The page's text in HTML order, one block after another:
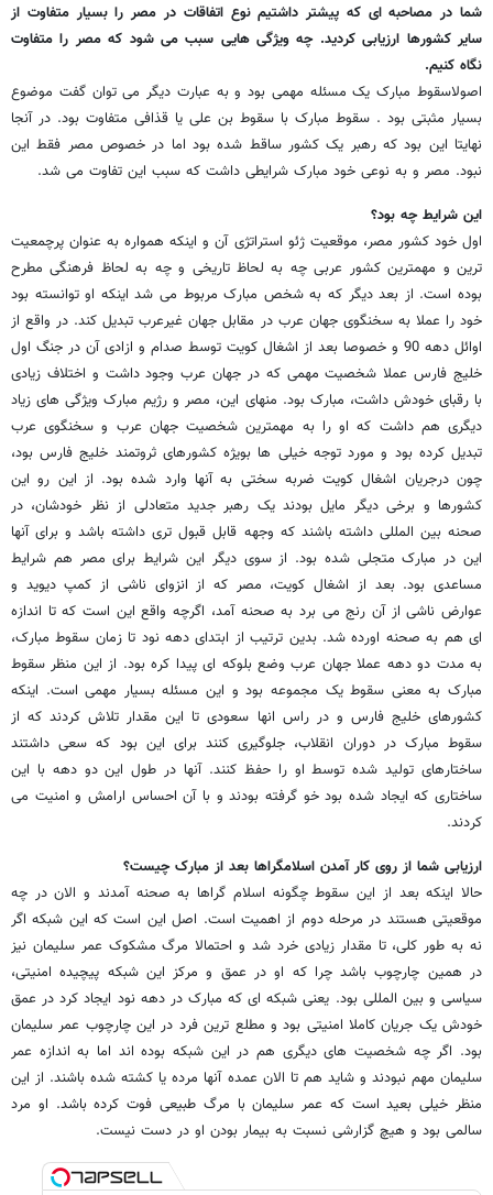
شما در مصاحبه ای که پیشتر داشتیم نوع اتفاقات در مصر را بسیار متفاوت از
سایر کشورها ارزیابی کردید. چه ویژگی هایی سبب می شود که مصر را متفاوت
نگاه کنیم.
اصولاسقوط مبارک یک مسئله مهمی بود و به عبارت دیگر می توان گفت موضوع
بسیار مثبتی بود . سقوط مبارک با سقوط بن علی یا قذافی متفاوت بود. در آنجا
نهایتا این بود که رهبر یک کشور ساقط شده بود اما در خصوص مصر فقط این
نبود. مصر و به نوعی خود مبارک شرایطی داشت که سبب این تفاوت می شد.
این شرایط چه بود؟
اول خود کشور مصر، موقعیت ژئو استراتژی آن و اینکه همواره به عنوان پرچمعیت
ترین و مهمترین کشور عربی چه به لحاظ تاریخی و چه به لحاظ فرهنگی مطرح
بوده است. از بعد دیگر که به شخص مبارک مربوط می شد اینکه او توانسته بود
خود را عملا به سخنگوی جهان عرب در مقابل جهان غیرعرب تبدیل کند. در واقع از
اوائل دهه 90 و خصوصا بعد از اشغال کویت توسط صدام و ازادی آن در جنگ اول
خلیج فارس عملا شخصیت مهمی که در جهان عرب وجود داشت و اختلاف زیادی
با رقبای خودش داشت، مبارک بود. منهای این، مصر و رژیم مبارک ویژگی های زیاد
دیگری هم داشت که او را به مهمترین شخصیت جهان عرب و سخنگوی عرب
تبدیل کرده بود و مورد توجه خیلی ها بویژه کشورهای ثروتمند خلیج فارس بود،
چون درجریان اشغال کویت ضربه سختی به آنها وارد شده بود. از این رو این
کشورها و برخی دیگر مایل بودند یک رهبر جدید متعادلی از نظر خودشان، در
صحنه بین المللی داشته باشند که وجهه قابل قبول تری داشته باشد و برای آنها
این در مبارک متجلی شده بود. از سوی دیگر این شرایط برای مصر هم شرایط
مساعدی بود. بعد از اشغال کویت، مصر که از انزوای ناشی از کمپ دیوید و
عوارض ناشی از آن رنج می برد به صحنه آمد، اگرچه واقع این است که تا اندازه
ای هم به صحنه اورده شد. بدین ترتیب از ابتدای دهه نود تا زمان سقوط مبارک،
به مدت دو دهه عملا جهان عرب وضع بلوکه ای پیدا کره بود. از این منظر سقوط
مبارک به معنی سقوط یک مجموعه بود و این مسئله بسیار مهمی است. اینکه
کشورهای خلیج فارس و در راس انها سعودی تا این مقدار تلاش کردند که از
سقوط مبارک در دوران انقلاب، جلوگیری کنند برای این بود که سعی داشتند
ساختارهای تولید شده توسط او را حفظ کنند. آنها در طول این دو دهه با این
ساختاری که ایجاد شده بود خو گرفته بودند و با آن احساس ارامش و امنیت می
کردند.
ارزیابی شما از روی کار آمدن اسلامگراها بعد از مبارک چیست؟
حالا اینکه بعد از این سقوط چگونه اسلام گراها به صحنه آمدند و الان در چه
موقعیتی هستند در مرحله دوم از اهمیت است. اصل این است که این شبکه اگر
نه به طور کلی، تا مقدار زیادی خرد شد و احتمالا مرگ مشکوک عمر سلیمان نیز
در همین چارچوب باشد چرا که او در عمق و مرکز این شبکه پیچیده امنیتی،
سیاسی و بین المللی بود. یعنی شبکه ای که مبارک در دهه نود ایجاد کرد در عمق
خودش یک جریان کاملا امنیتی بود و مطلع ترین فرد در این چارچوب عمر سلیمان
بود. اگر چه شخصیت های دیگری هم در این شبکه بوده اند اما به اندازه عمر
سلیمان مهم نبودند و شاید هم تا الان عمده آنها مرده یا کشته شده باشند. از این
منظر خیلی بعید است که عمر سلیمان با مرگ طبیعی فوت کرده باشد. او مرد
سالمی بود و هیچ گزارشی نسبت به بیمار بودن او در دست نیست.